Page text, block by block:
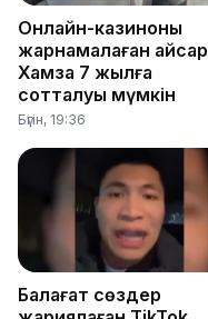
Онлайн-казиноны
жарнамалаған Қайсар
Хамза 7 жылға
сотталуы мүмкін
Бүгін, 19:36
Балағат сөздер